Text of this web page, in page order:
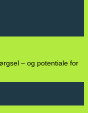
– og potentiale for